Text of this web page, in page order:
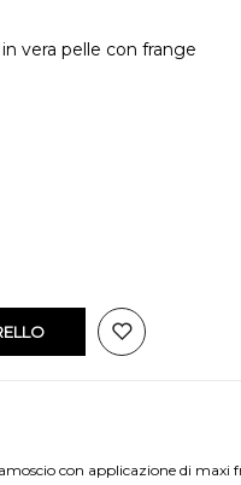
vera pelle con frange
con applicazione di